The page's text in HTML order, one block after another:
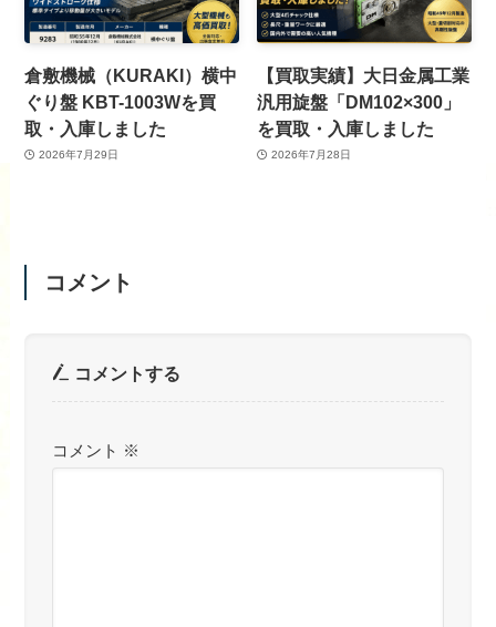
倉敷機械（KURAKI）横中
ぐり盤 KBT-1003Wを買
取・入庫しました
2026年7月29日
【買取実績】大日金属工業
汎用旋盤「DM102×300」
を買取・入庫しました
2026年7月28日
コメント
コメントする
コメント ※